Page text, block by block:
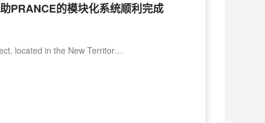
PRANCE的模块化系统顺利完成
located in the New Territor…